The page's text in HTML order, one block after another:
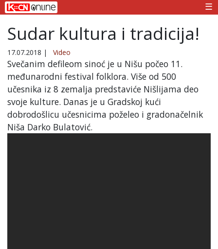
☰
Sudar kultura i tradicija!
17.07.2018 | Video
Svečanim defileom sinoć je u Nišu počeo 11.
međunarodni festival folklora. Više od 500
učesnika iz 8 zemalja predstaviće Nišlijama deo
svoje kulture. Danas je u Gradskoj kući
dobrodošlicu učesnicima poželeo i gradonačelnik
Niša Darko Bulatović.